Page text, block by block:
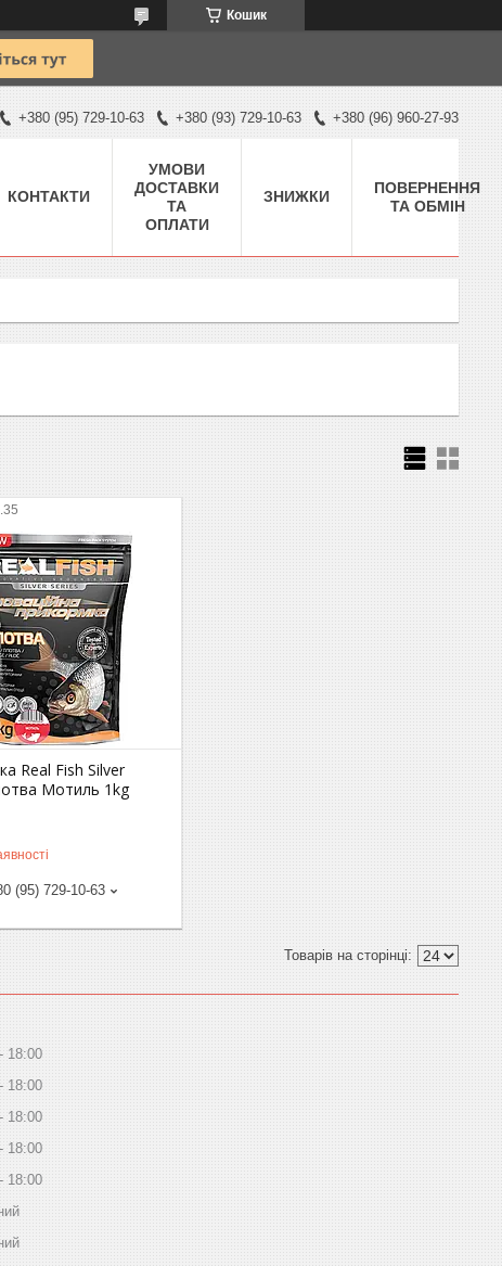
Кошик
+380 (95) 729-10-63 +380 (93) 729-10-63 +380 (96) 960-27-93
КОНТАКТИ
УМОВИ
ДОСТАВКИ
ТА
ОПЛАТИ
ЗНИЖКИ
ПОВЕРНЕННЯ
ТА ОБМІН
Real Fish Silver
Мотиль 1kg
(95) 729-10-63
18:00
18:00
18:00
18:00
18:00